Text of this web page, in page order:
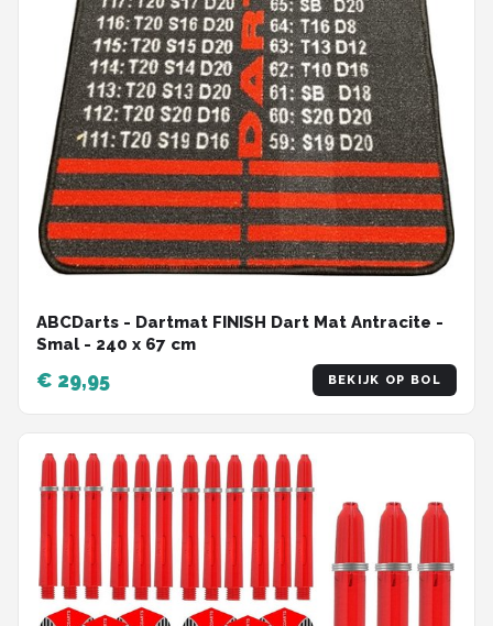
ABCDarts - Dartmat FINISH Dart Mat Antracite -
Smal - 240 x 67 cm
€ 29,95 BEKIJK OP BOL